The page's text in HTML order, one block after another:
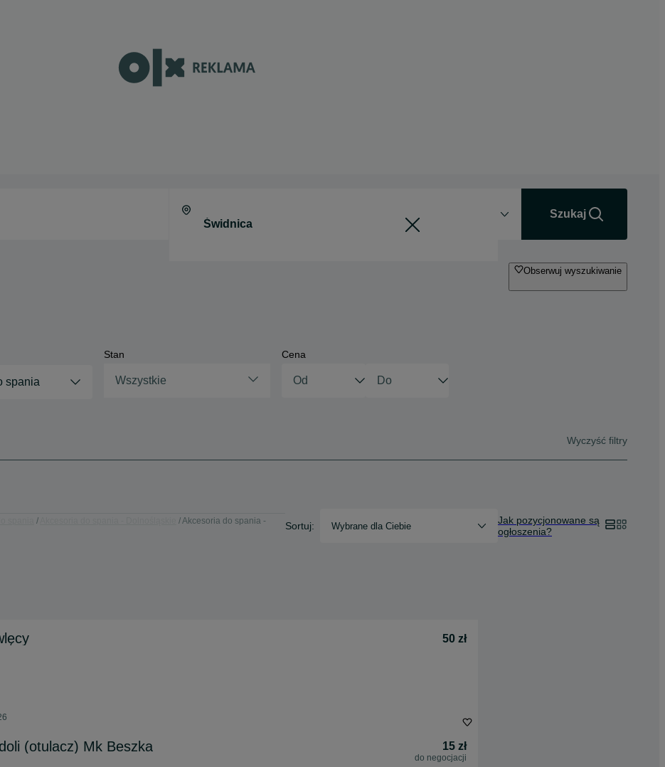
Szukaj
Obserwuj wyszukiwanie
spania
Stan
Wszystkie
Cena
Wyczyść filtry
Akcesoria do spania -
Sortuj: Wybrane dla Ciebie
Jak pozycjonowane są
ogłoszenia?
50 zł
(otulacz) Mk Beszka 15 zł
do negocjacji